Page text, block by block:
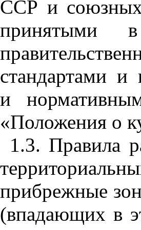
ССР и союзных
принятыми
стандартами и
и
«Положения о
1.3. Правила
прибрежные
(впадающих в